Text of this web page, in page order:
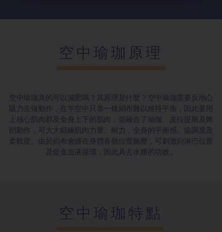
空中瑜珈原理
空中瑜珈真的可以減肥嗎？其原理是什麼？空中瑜珈需要反地心
吸力去做動作，在半空中只靠一條絹布難以維持平衡，因此要用
上核心肌肉群及全身上下的肌肉，並融合了瑜珈、皮拉提斯及舞
蹈動作，可大大鍛練肌肉力量、耐力，全身的平衡感、協調度及
柔軟度。由於絹布會纏在身體各個位置施壓，可刺激到淋巴位置
及促進血液循環，因此具去水腫的功效。
空中瑜珈特點